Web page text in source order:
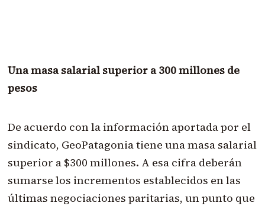
Una masa salarial superior a 300 millones de
pesos
De acuerdo con la información aportada por el
sindicato, GeoPatagonia tiene una masa salarial
superior a $300 millones. A esa cifra deberán
sumarse los incrementos establecidos en las
últimas negociaciones paritarias, un punto que